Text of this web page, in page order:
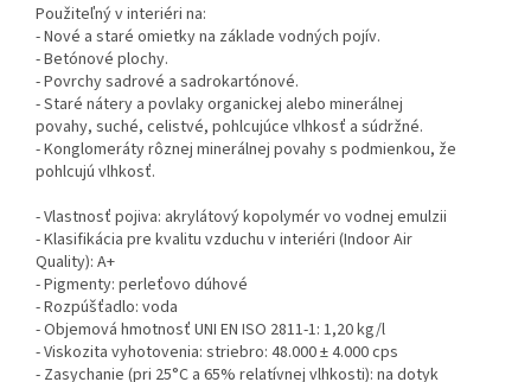
Použiteľný v interiéri na:
- Nové a staré omietky na základe vodných pojív.
- Betónové plochy.
- Povrchy sadrové a sadrokartónové.
- Staré nátery a povlaky organickej alebo minerálnej
povahy, suché, celistvé, pohlcujúce vlhkosť a súdržné.
- Konglomeráty rôznej minerálnej povahy s podmienkou, že
pohlcujú vlhkosť.
- Vlastnosť pojiva: akrylátový kopolymér vo vodnej emulzii
- Klasifikácia pre kvalitu vzduchu v interiéri (Indoor Air
Quality): A+
- Pigmenty: perleťovo dúhové
- Rozpúšťadlo: voda
- Objemová hmotnosť UNI EN ISO 2811-1: 1,20 kg/l
- Viskozita vyhotovenia: striebro: 48.000 ± 4.000 cps
- Zasychanie (pri 25°C a 65% relatívnej vlhkosti): na dotyk